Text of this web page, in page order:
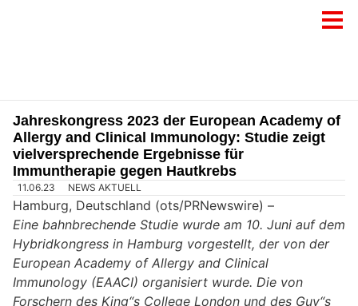
Jahreskongress 2023 der European Academy of
Allergy and Clinical Immunology: Studie zeigt
vielversprechende Ergebnisse für
Immuntherapie gegen Hautkrebs
11.06.23 NEWS AKTUELL
Hamburg, Deutschland (ots/PRNewswire) –
Eine bahnbrechende Studie wurde am 10. Juni auf dem
Hybridkongress in Hamburg vorgestellt, der von der
European Academy of Allergy and Clinical
Immunology (EAACI) organisiert wurde. Die von
Forschern des King“s College London und des Guy“s